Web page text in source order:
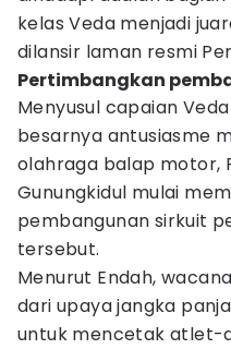
kelas Veda menjadi
dilansir laman resmi
Pertimbangkan
Menyusul capaian
besarnya antusiasme
olahraga balap motor,
Gunungkidul mulai
pembangunan sirkuit
tersebut.
Menurut Endah,
dari upaya jangka
untuk mencetak atlet-